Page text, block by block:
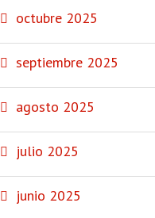
octubre 2025
septiembre 2025
agosto 2025
julio 2025
junio 2025